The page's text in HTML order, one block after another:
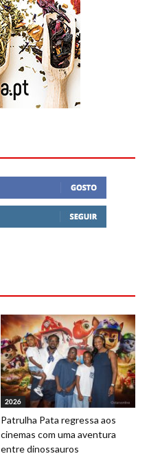
2026
Patrulha Pata regressa aos
cinemas com uma aventura
entre dinossauros